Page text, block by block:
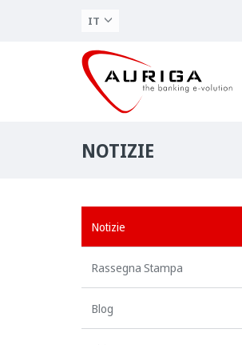
IT
NOTIZIE
Notizie
Rassegna Stampa
Blog